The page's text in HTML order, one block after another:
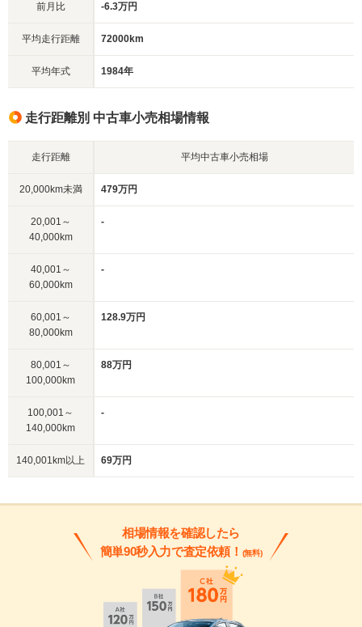
前月比 -6.3万円
平均走行距離 72000km
平均年式 1984年
走行距離別 中古車小売相場情報
走行距離 平均中古車小売相場
20,000km未満 479万円
20,001～
40,000km
-
40,001～
60,000km
-
60,001～
80,000km
128.9万円
80,001～
100,000km
88万円
100,001～
140,000km
-
140,001km以上 69万円
相場情報を確認したら
簡単90秒入力で査定依頼！ (無料)